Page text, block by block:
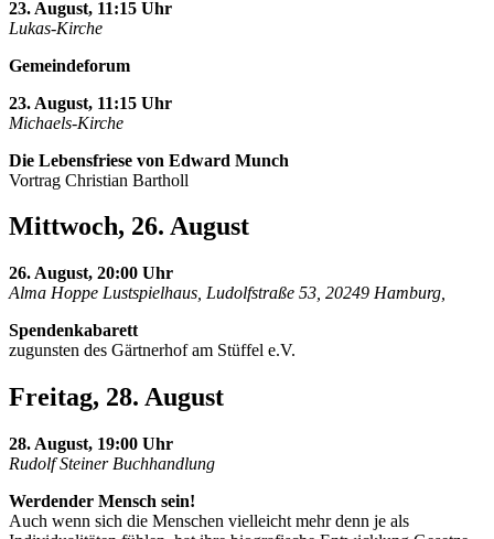
23. August, 11:15 Uhr
Lukas-Kirche
Gemeindeforum
23. August, 11:15 Uhr
Michaels-Kirche
Die Lebensfriese von Edward Munch
Vortrag Christian Bartholl
Mittwoch, 26. August
26. August, 20:00 Uhr
Alma Hoppe Lustspielhaus, Ludolfstraße 53, 20249 Hamburg,
Spendenkabarett
zugunsten des Gärtnerhof am Stüffel e.V.
Freitag, 28. August
28. August, 19:00 Uhr
Rudolf Steiner Buchhandlung
Werdender Mensch sein!
Auch wenn sich die Menschen vielleicht mehr denn je als